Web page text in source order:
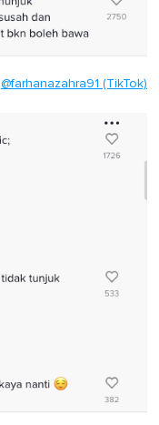
@farhanazahra91 (TikTok)